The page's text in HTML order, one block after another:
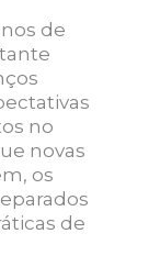
de
no
novas
os
de